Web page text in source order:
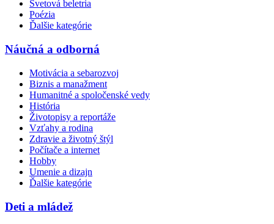
Svetová beletria
Poézia
Ďalšie kategórie
Náučná a odborná
Motivácia a sebarozvoj
Biznis a manažment
Humanitné a spoločenské vedy
História
Životopisy a reportáže
Vzťahy a rodina
Zdravie a životný štýl
Počítače a internet
Hobby
Umenie a dizajn
Ďalšie kategórie
Deti a mládež